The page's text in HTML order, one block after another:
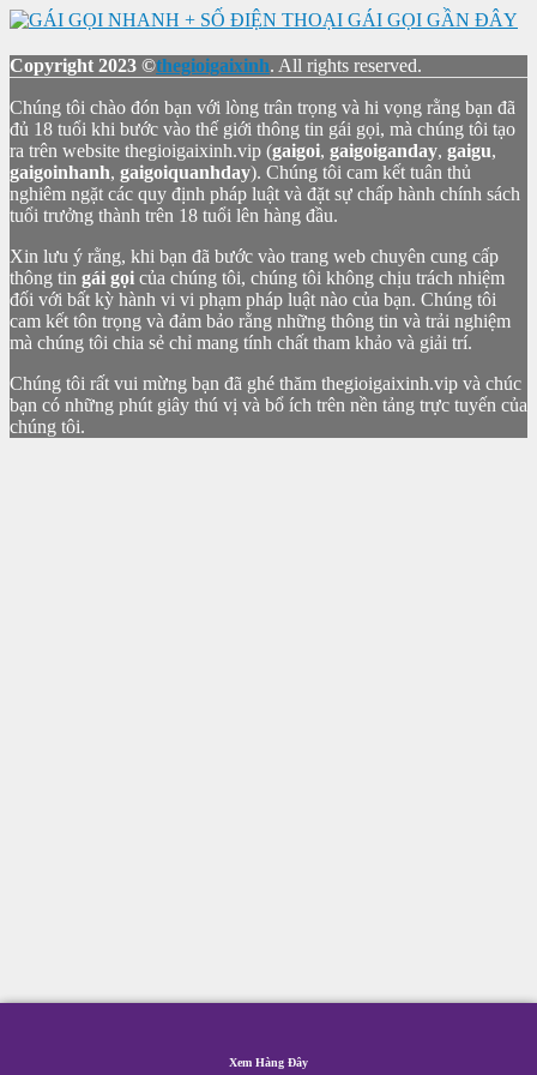
Copyright 2023 ©thegioigaixinh. All rights reserved.
Chúng tôi chào đón bạn với lòng trân trọng và hi vọng rằng bạn đã
đủ 18 tuổi khi bước vào thế giới thông tin gái gọi, mà chúng tôi tạo
ra trên website thegioigaixinh.vip (gaigoi, gaigoiganday, gaigu,
gaigoinhanh, gaigoiquanhday). Chúng tôi cam kết tuân thủ
nghiêm ngặt các quy định pháp luật và đặt sự chấp hành chính sách
tuổi trưởng thành trên 18 tuổi lên hàng đầu.
Xin lưu ý rằng, khi bạn đã bước vào trang web chuyên cung cấp
thông tin gái gọi của chúng tôi, chúng tôi không chịu trách nhiệm
đối với bất kỳ hành vi vi phạm pháp luật nào của bạn. Chúng tôi
cam kết tôn trọng và đảm bảo rằng những thông tin và trải nghiệm
mà chúng tôi chia sẻ chỉ mang tính chất tham khảo và giải trí.
Chúng tôi rất vui mừng bạn đã ghé thăm thegioigaixinh.vip và chúc
bạn có những phút giây thú vị và bổ ích trên nền tảng trực tuyến của
chúng tôi.
Xem Hàng Đây